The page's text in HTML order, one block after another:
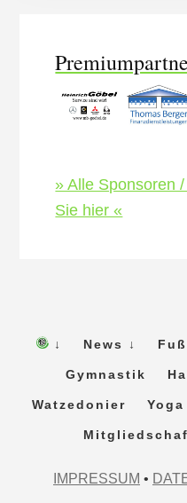
» Alle Sponsoren
Sie hier «
↓ News ↓
Gymnastik
Watzedonier Yoga
IMPRESSUM •